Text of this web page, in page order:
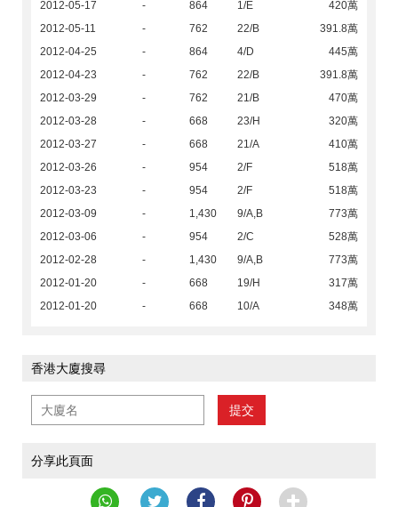
2012-05-17 - 864 1/E
420萬
2012-05-11
- 762 22/B
391.8萬
2012-04-25
- 864 4/D
445萬
2012-04-23
- 762 22/B
391.8萬
2012-03-29
- 762 21/B
470萬
2012-03-28
- 668 23/H
320萬
2012-03-27
- 668 21/A
410萬
2012-03-26
- 954 2/F
518萬
2012-03-23
- 954 2/F
518萬
2012-03-09
- 1,430 9/A,B
773萬
2012-03-06
- 954 2/C
528萬
2012-02-28
- 1,430 9/A,B
773萬
2012-01-20
- 668 19/H
317萬
2012-01-20
- 668 10/A 348萬
香港大廈搜尋
提交
分享此頁面